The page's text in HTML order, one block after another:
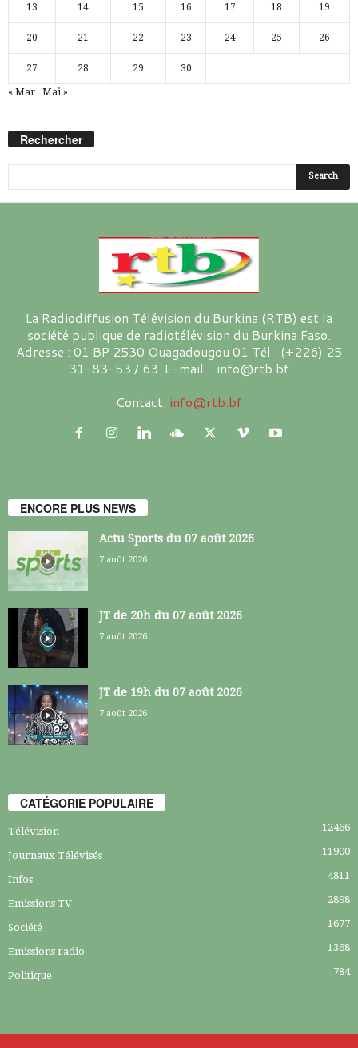
13 14 15 16 17 18 19
20 21 22 23 24 25 26
27 28 29 30
« Mar Mai »
Rechercher
La Radiodiffusion Télévision du Burkina (RTB) est la
société publique de radiotélévision du Burkina Faso.
Adresse : 01 BP 2530 Ouagadougou 01 Tél : (+226) 25
31-83-53 / 63 E-mail : info@rtb.bf
Contact: info@rtb.bf
ENCORE PLUS NEWS
Actu Sports du 07 août 2026
7 août 2026
JT de 20h du 07 août 2026
7 août 2026
JT de 19h du 07 août 2026
7 août 2026
CATÉGORIE POPULAIRE
Télévision 12466
Journaux Télévisés 11900
Infos 4811
Emissions TV 2898
Société 1677
Emissions radio 1368
Politique 784